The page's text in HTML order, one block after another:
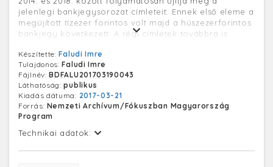
jelenlegi bankjegysorozat címleteit. Ennek első eleme a
megújított tízezer forintos volt majd a húszezerforintos
bankjegy következett. A régi címletek továbbra is
MNB később dönt.
Készítette:Faludi Imre
Tulajdonos:Faludi Imre
Fájlnév:BDFALU201703190043
Láthatóság:publikus
Kiadás dátuma: 2017-03-21
Forrás: Nemzeti Archívum/Fókuszban Magyarország
Program
Technikai adatok: